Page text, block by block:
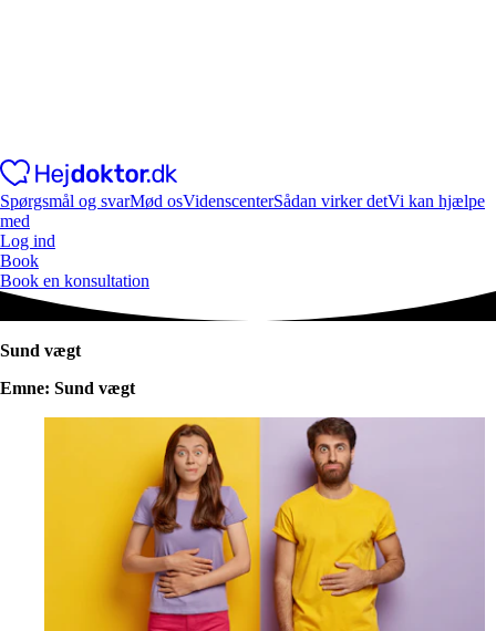
Spørgsmål og svarMød osVidenscenterSådan virker detVi kan hjælpe
med
Log ind
Book
Book en konsultation
Sund vægt
Emne: Sund vægt